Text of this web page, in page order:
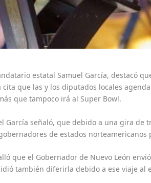
estatal Samuel García, destacó
cita que las y los diputados locales
que tampoco irá al Super Bowl.
García señaló, que debido a una gira
de estados norteamericanos
que el Gobernador de Nuevo León
también diferirla debido a ese viaje al